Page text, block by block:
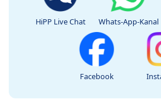
HiPP Live Chat Whats-App-Kanal
Facebook